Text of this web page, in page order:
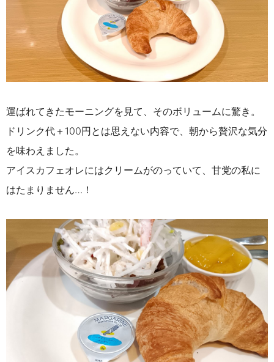
運ばれてきたモーニングを見て、そのボリュームに驚き。
ドリンク代＋100円とは思えない内容で、朝から贅沢な気分
を味わえました。
アイスカフェオレにはクリームがのっていて、甘党の私に
はたまりません…！